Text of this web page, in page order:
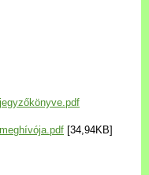
[34,94KB]